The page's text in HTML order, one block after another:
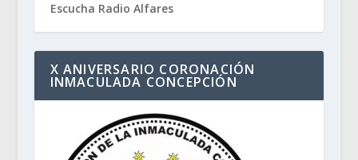
Escucha Radio Alfares
X ANIVERSARIO CORONACIÓN
INMACULADA CONCEPCIÓN